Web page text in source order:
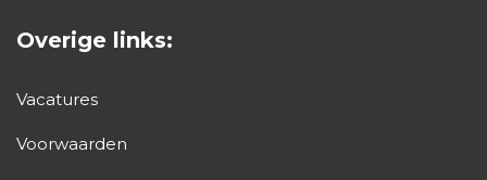
Overige links:
Vacatures
Voorwaarden